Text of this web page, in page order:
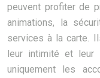
peuvent profiter de
animations, la
services à la carte.
leur intimité et leur
uniquement les